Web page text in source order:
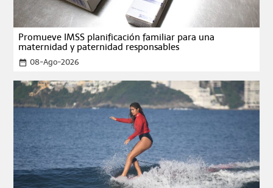
Promueve IMSS planificación familiar para una
maternidad y paternidad responsables
date_range 08-Ago-2026